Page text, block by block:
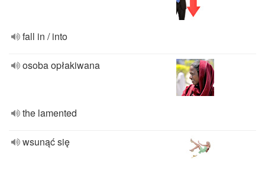
fall in / into
osoba opłakiwana
the lamented
wsunąć się